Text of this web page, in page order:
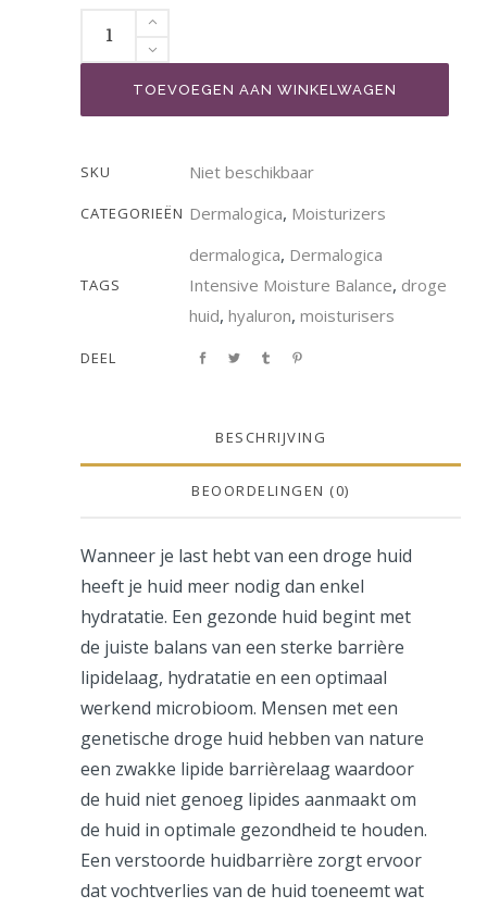
TOEVOEGEN AAN WINKELWAGEN
SKU Niet beschikbaar
CATEGORIEËN Dermalogica, Moisturizers
TAGS
dermalogica, Dermalogica
Intensive Moisture Balance, droge
huid, hyaluron, moisturisers
DEEL
BESCHRIJVING
BEOORDELINGEN (0)
Wanneer je last hebt van een droge huid
heeft je huid meer nodig dan enkel
hydratatie. Een gezonde huid begint met
de juiste balans van een sterke barrière
lipidelaag, hydratatie en een optimaal
werkend microbioom. Mensen met een
genetische droge huid hebben van nature
een zwakke lipide barrièrelaag waardoor
de huid niet genoeg lipides aanmaakt om
de huid in optimale gezondheid te houden.
Een verstoorde huidbarrière zorgt ervoor
dat vochtverlies van de huid toeneemt wat